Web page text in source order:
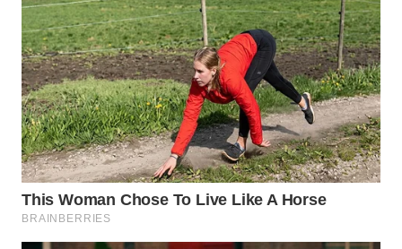
KARO
WN
SIMALUNGUN
WN
LABUHANBATU
TAPANULI
TENGAH